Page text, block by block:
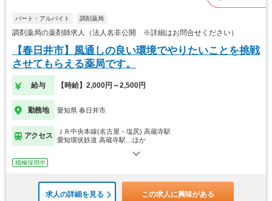
パート・アルバイト 調剤薬局
調剤薬局の薬剤師求人（法人名非公開 ※詳細はお問合せください）
【春日井市】風通しの良い環境でやりたいことを挑戦
させてもらえる薬局です。
給与 【時給】2,000円～2,500円
勤務地 愛知県 春日井市
アクセス
ＪＲ中央本線(名古屋－塩尻) 高蔵寺駅
愛知環状鉄道 高蔵寺駅…ほか
積極採用中
求人の詳細を見る この求人に興味がある